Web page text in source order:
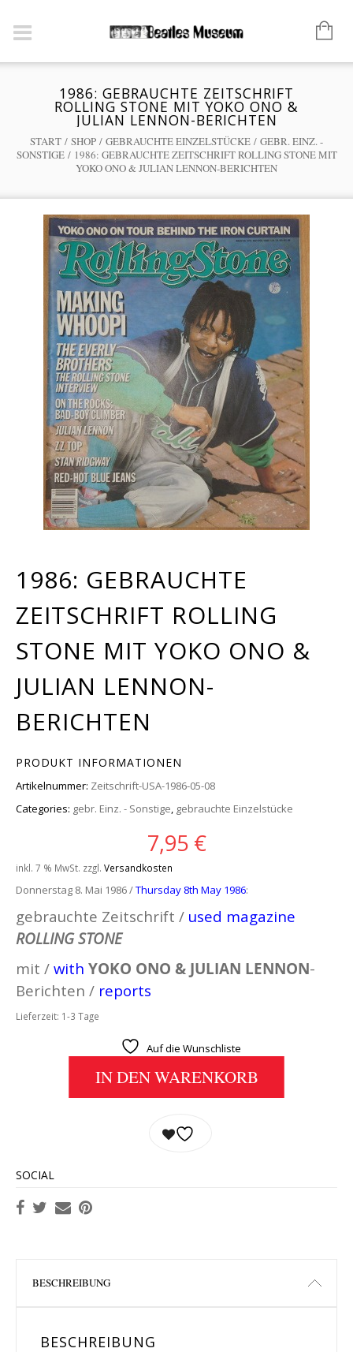
1986: GEBRAUCHTE ZEITSCHRIFT
ROLLING STONE MIT YOKO ONO &
JULIAN LENNON-BERICHTEN
START / SHOP / GEBRAUCHTE EINZELSTÜCKE / GEBR. EINZ. -
SONSTIGE/ 1986: GEBRAUCHTE ZEITSCHRIFT ROLLING STONE MIT
YOKO ONO & JULIAN LENNON-BERICHTEN
1986: GEBRAUCHTE
ZEITSCHRIFT ROLLING
STONE MIT YOKO ONO &
JULIAN LENNON-
BERICHTEN
PRODUKT INFORMATIONEN
Artikelnummer: Zeitschrift-USA-1986-05-08
Categories: gebr. Einz. - Sonstige, gebrauchte Einzelstücke
7,95 €
inkl. 7 % MwSt. zzgl. Versandkosten
Donnerstag 8. Mai 1986 /Thursday 8th May 1986:
gebrauchte Zeitschrift / used magazine
ROLLING STONE
mit / with YOKO ONO & JULIAN LENNON-
Berichten / reports
Lieferzeit: 1-3 Tage
Auf die Wunschliste
IN DEN WARENKORB
SOCIAL
BESCHREIBUNG
BESCHREIBUNG